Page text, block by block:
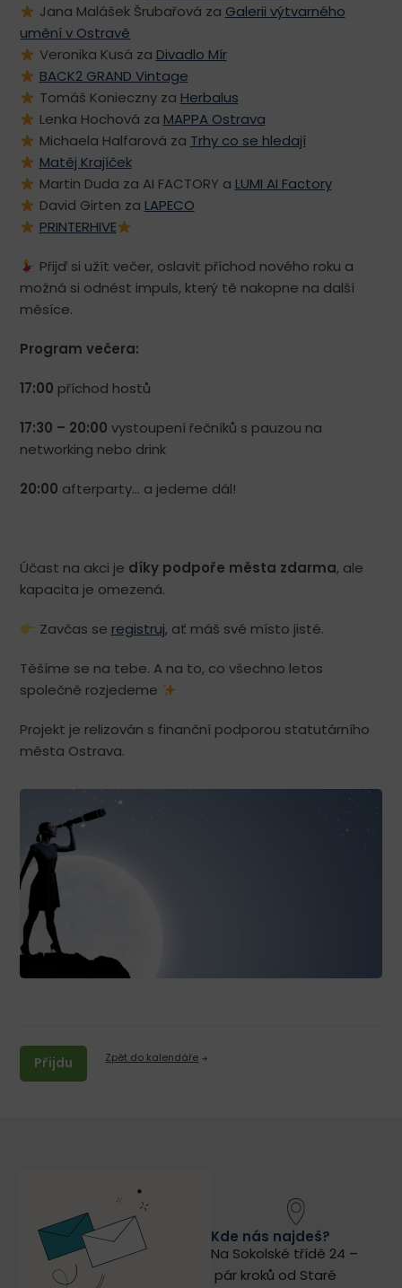
Jana Malášek Šrubařová za Galerii výtvarného
umění v Ostravě
Veronika Kusá za Divadlo Mír
BACK2 GRAND Vintage
Tomáš Konieczny za Herbalus
Lenka Hochová za MAPPA Ostrava
Michaela Halfarová za Trhy co se hledají
Matěj Krajíček
Martin Duda za AI FACTORY a LUMI AI Factory
David Girten za LAPECO
PRINTERHIVE
Přijď si užít večer, oslavit příchod nového roku a
možná si odnést impuls, který tě nakopne na další
měsíce.
Program večera:
17:00 příchod hostů
17:30 – 20:00 vystoupení řečníků s pauzou na
networking nebo drink
20:00 afterparty… a jedeme dál!
Účast na akci je díky podpoře města zdarma, ale
kapacita je omezená.
Zavčas se registruj, ať máš své místo jisté.
Těšíme se na tebe. A na to, co všechno letos
společně rozjedeme
Projekt je relizován s finanční podporou statutárního
města Ostrava.
Přijdu Zpět do kalendáře
Kde nás najdeš?
Na Sokolské třídě 24 –
pár kroků od Staré